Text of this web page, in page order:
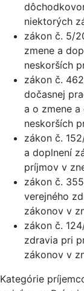
niektorých
zákon č. 5/
zmene a
neskorších
zákon č.
dočasnej
a o zmene
neskorších
zákon č.
a doplnení
príjmov v
zákon č.
verejného
zákonov v
zákon č.
zdravia pri
zákonov v
Kategórie